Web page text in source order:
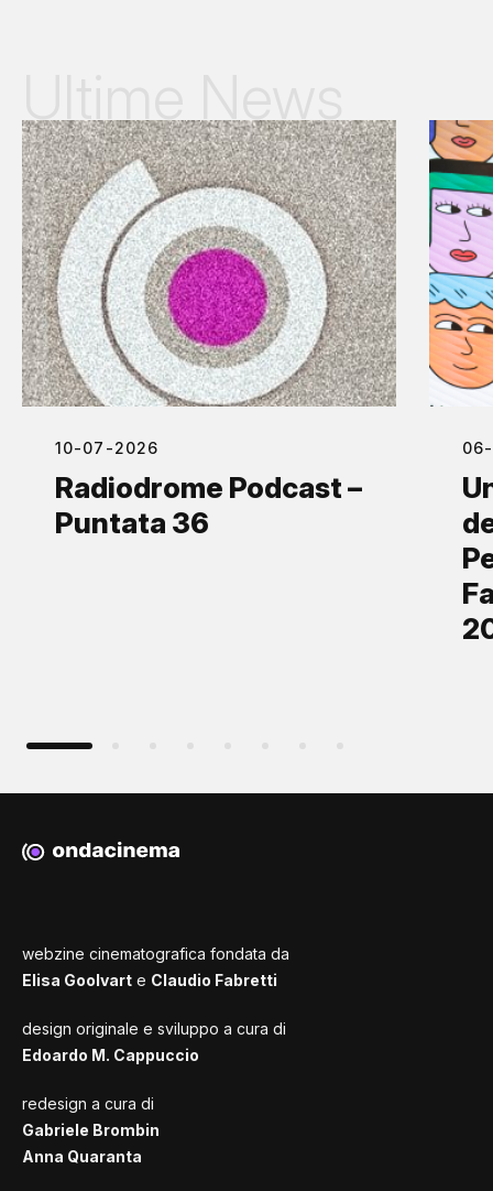
10-07-2026
Radiodrome Podcast –
Puntata 36
webzine cinematografica fondata da
Elisa Goolvart e Claudio Fabretti
design originale e sviluppo a cura di
Edoardo M. Cappuccio
redesign a cura di
Gabriele Brombin
Anna Quaranta